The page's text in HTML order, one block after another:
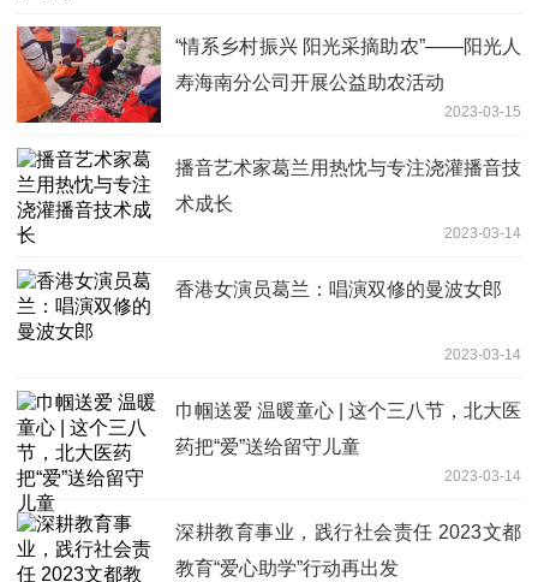
“情系乡村振兴 阳光采摘助农”——阳光人
寿海南分公司开展公益助农活动
2023-03-15
播音艺术家葛兰用热忱与专注浇灌播音技
术成长
2023-03-14
香港女演员葛兰：唱演双修的曼波女郎
2023-03-14
巾帼送爱 温暖童心 | 这个三八节，北大医
药把“爱”送给留守儿童
2023-03-14
深耕教育事业，践行社会责任 2023文都
教育“爱心助学”行动再出发